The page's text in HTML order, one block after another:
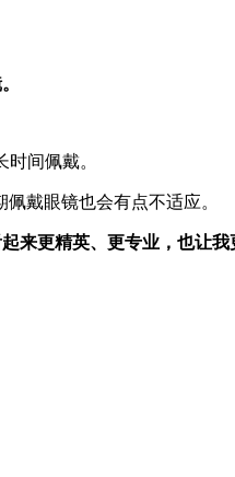
间佩戴。
戴眼镜也会有点不适应。
更精英、更专业，也让我